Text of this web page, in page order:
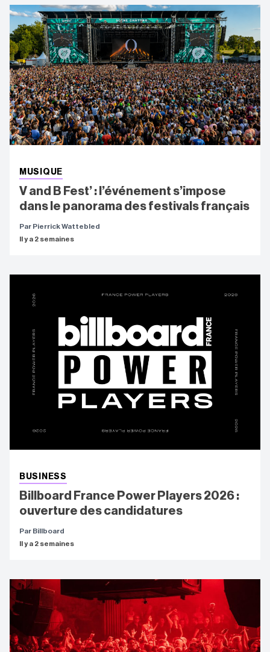
MUSIQUE
V and B Fest’ : l’événement s’impose
dans le panorama des festivals français
Par Pierrick Wattebled
Il y a 2 semaines
BUSINESS
Billboard France Power Players 2026 :
ouverture des candidatures
Par Billboard
Il y a 2 semaines